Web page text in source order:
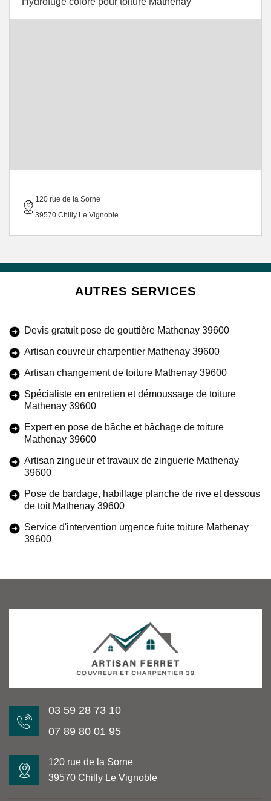
120 rue de la Sorne
39570 Chilly Le Vignoble
AUTRES SERVICES
Devis gratuit pose de gouttière Mathenay 39600
Artisan couvreur charpentier Mathenay 39600
Artisan changement de toiture Mathenay 39600
Spécialiste en entretien et démoussage de toiture
Mathenay 39600
Expert en pose de bâche et bâchage de toiture
Mathenay 39600
Artisan zingueur et travaux de zinguerie Mathenay
39600
Pose de bardage, habillage planche de rive et dessous
de toit Mathenay 39600
Service d'intervention urgence fuite toiture Mathenay
39600
03 59 28 73 10
07 89 80 01 95
120 rue de la Sorne
39570 Chilly Le Vignoble